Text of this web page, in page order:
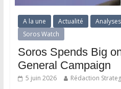
A la une Actualité Analyses
Soros Watch
Soros Spends Big
General Campaign
5 juin 2026 Rédaction